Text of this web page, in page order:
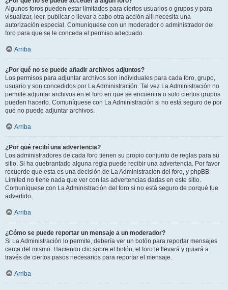
Algunos foros pueden estar limitados para ciertos usuarios o grupos y para
visualizar, leer, publicar o llevar a cabo otra acción allí necesita una
autorización especial. Comuníquese con un moderador o administrador del
foro para que se le conceda el permiso adecuado.
Arriba
¿Por qué no se puede añadir archivos adjuntos?
Los permisos para adjuntar archivos son individuales para cada foro, grupo,
usuario y son concedidos por La Administración. Tal vez La Administración no
permite adjuntar archivos en el foro en que se encuentra o solo ciertos grupos
pueden hacerlo. Comuníquese con La Administración si no está seguro de por
qué no puede adjuntar archivos.
Arriba
¿Por qué recibí una advertencia?
Los administradores de cada foro tienen su propio conjunto de reglas para su
sitio. Si ha quebrantado alguna regla puede recibir una advertencia. Por favor
recuerde que esta es una decisión de La Administración del foro, y phpBB
Limited no tiene nada que ver con las advertencias dadas en este sitio.
Comuníquese con La Administración del foro si no está seguro de porqué fue
advertido.
Arriba
¿Cómo se puede reportar un mensaje a un moderador?
Si La Administración lo permite, debería ver un botón para reportar mensajes
cerca del mismo. Haciendo clic sobre el botón, el foro le llevará y guiará a
través de ciertos pasos necesarios para reportar el mensaje.
Arriba